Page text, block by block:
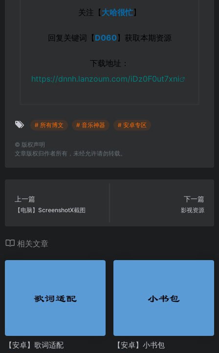
关注【大哈很忙】
回复关键词【D060】获取本期资源
下载地址：
https://dnnh.lanzoum.com/iDz0F0ut7xni
# 所有博文 # 音乐神器 # 安卓专区
© 版权声明
文章版权归作者所有，未经允许请勿转载。
上一篇
【电脑】ScreenshotX截图
下一篇
影视资源
相关文章
【安卓】歌词适配 【安卓】小书包